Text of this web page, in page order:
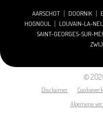
AARSCHOT DOORNIK
HOGNOUL
LOUVAIN-LA-
SAINT-GEORGES-SUR-
©
Disclaimer
Algemene